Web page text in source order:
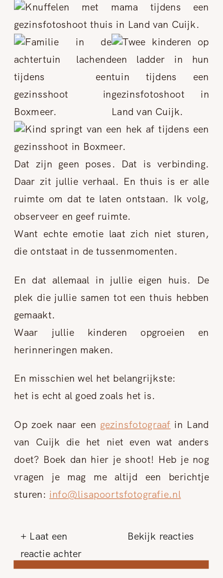
Dat zijn geen poses. Dat is verbinding.
Daar zit jullie verhaal. En thuis is er alle
ruimte om dat te laten ontstaan. Ik volg,
observeer en geef ruimte.
Want echte emotie laat zich niet sturen,
die ontstaat in de tussenmomenten.
En dat allemaal in jullie eigen huis. De
plek die jullie samen tot een thuis hebben
gemaakt.
Waar jullie kinderen opgroeien en
herinneringen maken.
En misschien wel het belangrijkste:
het is echt al goed zoals het is.
Op zoek naar een gezinsfotograaf in Land
van Cuijk die het niet even wat anders
doet? Boek dan hier je shoot! Heb je nog
vragen je mag me altijd een berichtje
sturen: info@lisapoortsfotografie.nl
Bekijk reacties
+ Laat een
reactie achter